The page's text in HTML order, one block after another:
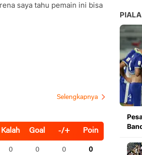
saya tahu pemain ini bisa